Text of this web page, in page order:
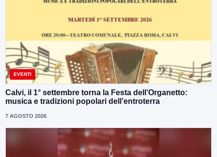
EVENTI
Calvi, il 1° settembre torna la Festa dell’Organetto:
musica e tradizioni popolari dell’entroterra
7 AGOSTO 2026